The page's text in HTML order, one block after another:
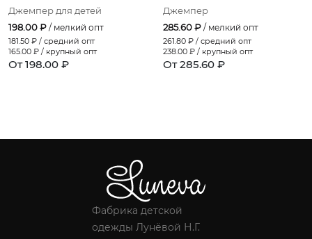
Джемпер для детей
198.00 ₽ / мелкий опт
181.50 ₽ / средний опт
165.00 ₽ / крупный опт
От 198.00 ₽
Джемпер
285.60 ₽ / мелкий опт
261.80 ₽ / средний опт
238.00 ₽ / крупный опт
От 285.60 ₽
Фабрика детской
одежды Лунёвой Н.Г.